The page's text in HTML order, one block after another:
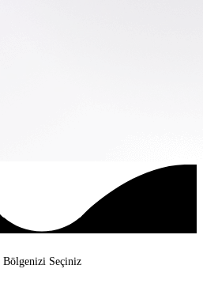
Bölgenizi Seçiniz